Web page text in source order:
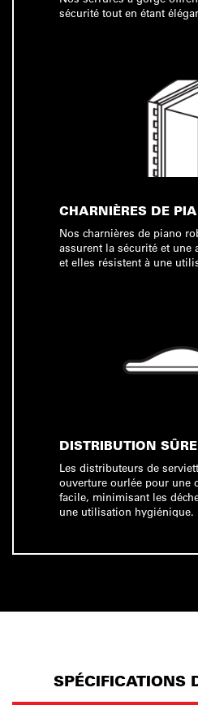
sécurité tout en étant
CHARNIÈRES DE
Nos charnières de piano
assurent la sécurité et une
et elles résistent à une
DISTRIBUTION
Les distributeurs de
ouverture ourlée pour une
facile, minimisant les
une utilisation hygiénique.
SPÉCIFICATIONS